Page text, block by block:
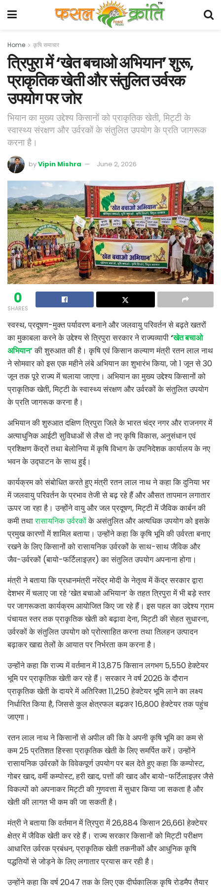
Home कृषि समाचार
त्रिपुरा में ‘खेत बचाओ अभियान’ शुरू,
प्राकृतिक खेती और संतुलित उर्वरक
उपयोग पर जोर
भियान का मुख्य उद्देश्य किसानों को प्राकृतिक खेती, मिट्टी के
स्वास्थ्य संरक्षण और उर्वरकों के संतुलित उपयोग के प्रति जागरूक
करना है।
byVipin Mishra June 2, 2026
0
SHARES
स्वस्थ, प्रदूषण-मुक्त पर्यावरण बनाने और जलवायु परिवर्तन से बढ़ते खतरों
का मुकाबला करने के उद्देश्य से त्रिपुरा सरकार ने राज्यव्यापी‘खेत बचाओ
अभियान’की शुरुआत की है। कृषि एवं किसान कल्याण मंत्री रतन लाल नाथ
ने सोमवार को इस एक महीने लंबे अभियान का शुभारंभ किया, जो 1 जून से 30
जून तक पूरे राज्य में चलाया जाएगा। अभियान का मुख्य उद्देश्य किसानों को
प्राकृतिक खेती, मिट्टी के स्वास्थ्य संरक्षण और उर्वरकों के संतुलित उपयोग
के प्रति जागरूक करना है।
अभियान की शुरुआत दक्षिण त्रिपुरा जिले के भारत चंद्र नगर और राजनगर में
अत्याधुनिक आईटी सुविधाओं से लैस दो नए कृषि विकास, अनुसंधान एवं
प्रशिक्षण केंद्रों तथा बेलोनिया में कृषि विभाग के उपनिदेशक कार्यालय के नए
भवन के उद्घाटन के साथ हुई।
कार्यक्रम को संबोधित करते हुए मंत्री रतन लाल नाथ ने कहा कि दुनिया भर
में जलवायु परिवर्तन के प्रभाव तेजी से बढ़ रहे हैं और औसत तापमान लगातार
ऊपर जा रहा है। उन्होंने वायु और जल प्रदूषण, मिट्टी में जैविक कार्बन की
कमी तथारासायनिक उर्वरकोंके असंतुलित और अत्यधिक उपयोग को इसके
प्रमुख कारणों में शामिल बताया। उन्होंने कहा कि कृषि भूमि की उर्वरता बनाए
रखने के लिए किसानों को रासायनिक उर्वरकों के साथ-साथ जैविक और
जैव-उर्वरकों (बायो-फर्टिलाइज़र) का संतुलित उपयोग अपनाना होगा।
मंत्री ने बताया कि प्रधानमंत्री नरेंद्र मोदी के नेतृत्व में केंद्र सरकार द्वारा
देशभर में चलाए जा रहे ‘खेत बचाओ अभियान’ के तहत त्रिपुरा में भी बड़े स्तर
पर जागरूकता कार्यक्रम आयोजित किए जा रहे हैं। इस पहल का उद्देश्य ग्राम
पंचायत स्तर तक प्राकृतिक खेती को बढ़ावा देना, मिट्टी की सेहत सुधारना,
उर्वरकों के संतुलित उपयोग को प्रोत्साहित करना तथा तिलहन उत्पादन
बढ़ाकर खाद्य तेलों के आयात पर निर्भरता कम करना है।
उन्होंने कहा कि राज्य में वर्तमान में 13,875 किसान लगभग 5,550 हेक्टेयर
भूमि पर प्राकृतिक खेती कर रहे हैं। सरकार ने वर्ष 2026 के दौरान
प्राकृतिक खेती के दायरे में अतिरिक्त 11,250 हेक्टेयर भूमि लाने का लक्ष्य
निर्धारित किया है, जिससे कुल क्षेत्रफल बढ़कर 16,800 हेक्टेयर तक पहुंच
जाएगा।
रतन लाल नाथ ने किसानों से अपील की कि वे अपनी कृषि भूमि का कम से
कम 25 प्रतिशत हिस्सा प्राकृतिक खेती के लिए समर्पित करें। उन्होंने
रासायनिक उर्वरकों के विवेकपूर्ण उपयोग पर बल देते हुए कहा कि कम्पोस्ट,
गोबर खाद, वर्मी कम्पोस्ट, हरी खाद, पत्तों की खाद और बायो-फर्टिलाइज़र जैसे
विकल्पों को अपनाकर मिट्टी की गुणवत्ता में सुधार किया जा सकता है और
खेती की लागत भी कम की जा सकती है।
मंत्री ने बताया कि वर्तमान में त्रिपुरा में 26,884 किसान 26,661 हेक्टेयर
क्षेत्र में जैविक खेती कर रहे हैं। राज्य सरकार किसानों को मिट्टी परीक्षण
आधारित उर्वरक प्रबंधन, प्राकृतिक खेती तकनीकों और आधुनिक कृषि
पद्धतियों से जोड़ने के लिए लगातार प्रयास कर रही है।
उन्होंने कहा कि वर्ष 2047 तक के लिए एक दीर्घकालिक कृषि रोडमैप तैयार